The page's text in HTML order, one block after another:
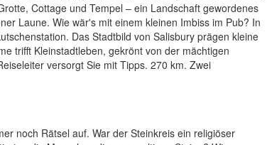
Cottage und Tempel – ein Landschaft gewordenes
Laune. Wie wär's mit einem kleinen Imbiss im Pub? In
Das Stadtbild von Salisbury prägen kleine
trifft Kleinstadtleben, gekrönt von der mächtigen
versorgt Sie mit Tipps. 270 km. Zwei
noch Rätsel auf. War der Steinkreis ein religiöser